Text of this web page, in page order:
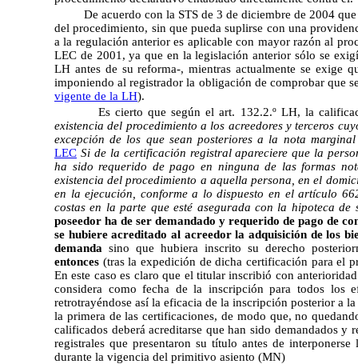
De acuerdo con la STS de 3 de diciembre de 2004
del procedimiento, sin que pueda suplirse con una
a la regulación anterior es aplicable con mayor razón al
LEC de 2001, ya que en la legislación anterior sólo se
LH antes de su reforma-, mientras actualmente se exige
imponiendo al registrador la obligación de comprobar que
vigente de la LH).
Es cierto que según el art. 132.2.º LH, la
existencia del procedimiento a los acreedores y terceros
excepción de los que sean posteriores a la nota
LEC Si de la certificación registral apareciere que la
ha sido requerido de pago en ninguna de las formas
existencia del procedimiento a aquella persona, en el
en la ejecución, conforme a lo dispuesto en el artículo
costas en la parte que esté asegurada con la hipoteca de
poseedor ha de ser demandado y requerido de pago de
se hubiere acreditado al acreedor la adquisición de los
demanda sino que hubiera inscrito su derecho
entonces (tras la expedición de dicha certificación para el
En este caso es claro que el titular inscribió con
considera como fecha de la inscripción para todos los
retrotrayéndose así la eficacia de la inscripción posterior a
la primera de las certificaciones, de modo que, no
calificados deberá acreditarse que han sido demandados
registrales que presentaron su título antes de
durante la vigencia del primitivo asiento (MN)